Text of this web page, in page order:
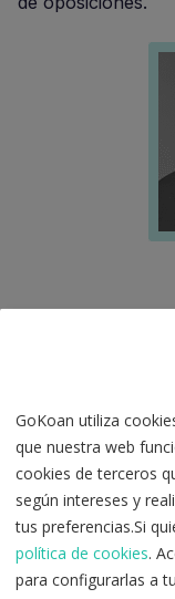
Joey
chico
Como sabe que
mejor que sea
Vida social.
Ligoteo.
Siempre se
GoKoan utiliza
que nuestra web
cookies de terceros
según intereses y
tus preferencias.Si
política de cookies.
para configurarlas a